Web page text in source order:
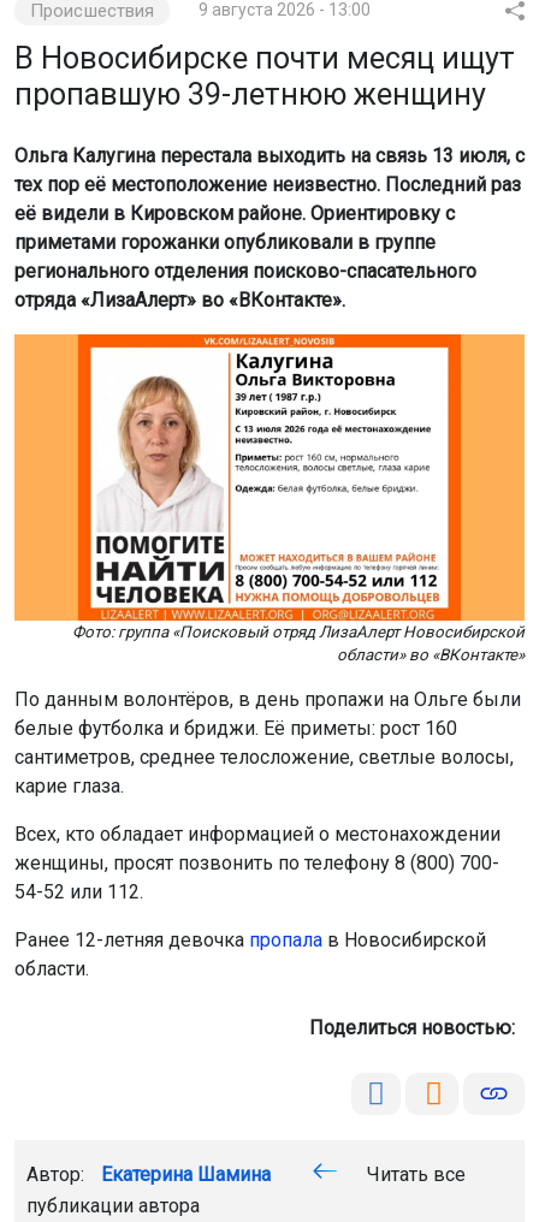
Происшествия 9 августа 2026 - 13:00
В Новосибирске почти месяц ищут
пропавшую 39-летнюю женщину
Ольга Калугина перестала выходить на связь 13 июля, с
тех пор её местоположение неизвестно. Последний раз
её видели в Кировском районе. Ориентировку с
приметами горожанки опубликовали в группе
регионального отделения поисково-спасательного
отряда «ЛизаАлерт» во «ВКонтакте».
Фото: группа «Поисковый отряд ЛизаАлерт Новосибирской
области» во «ВКонтакте»
По данным волонтёров, в день пропажи на Ольге были
белые футболка и бриджи. Её приметы: рост 160
сантиметров, среднее телосложение, светлые волосы,
карие глаза.
Всех, кто обладает информацией о местонахождении
женщины, просят позвонить по телефону 8 (800) 700-
54-52 или 112.
Ранее 12-летняя девочка пропала в Новосибирской
области.
Поделиться новостью:
Автор: Екатерина Шамина
Читать все
публикации автора